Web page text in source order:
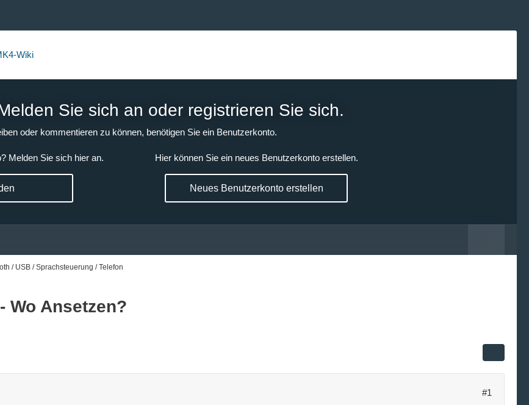
Wiki
Sie sich an oder registrieren Sie sich.
oder kommentieren zu können, benötigen Sie ein Benutzerkonto.
Melden Sie sich hier an. Hier können Sie ein neues Benutzerkonto erstellen.
Neues Benutzerkonto erstellen
/ USB / Sprachsteuerung / Telefon
Wo Ansetzen?
#1